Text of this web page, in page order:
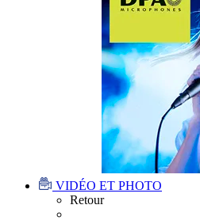
VIDÉO ET PHOTO
Retour